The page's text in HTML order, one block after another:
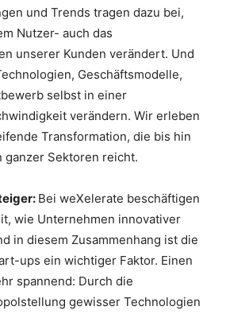
und Trends tragen dazu bei,
Nutzer- auch das
unserer Kunden verändert. Und
Geschäftsmodelle,
selbst in einer
verändern. Wir erleben
Transformation, die bis hin
ganzer Sektoren reicht.
Bei weXelerate beschäftigen
wie Unternehmen innovativer
in diesem Zusammenhang ist die
ups ein wichtiger Faktor. Einen
spannend: Durch die
gewisser Technologien